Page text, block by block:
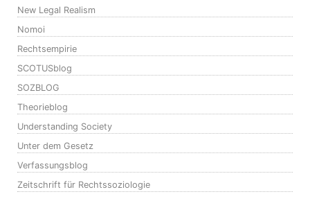
New Legal Realism
Nomoi
Rechtsempirie
SCOTUSblog
SOZBLOG
Theorieblog
Understanding Society
Unter dem Gesetz
Verfassungsblog
Zeitschrift für Rechtssoziologie